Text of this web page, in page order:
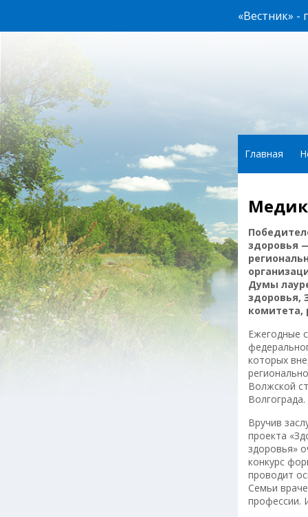
«Вестник» -
Главная
здоровья
Думы
здоровья,
комитета,
Ежегодные
которых
Волжской
Вручив
проекта
здоровья»
конкурс
проводит
Семьи
профессии.